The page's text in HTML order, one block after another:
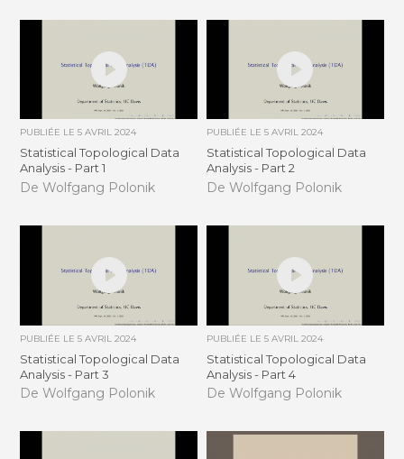
PUBLIÉE LE5 AVRIL 2024
Statistical Topological Data
Analysis - Part 1
De Wolfgang Polonik
PUBLIÉE LE 5 AVRIL 2024
Statistical Topological Data
Analysis - Part 2
De Wolfgang Polonik
PUBLIÉE LE5 AVRIL 2024
Statistical Topological Data
Analysis - Part 3
De Wolfgang Polonik
PUBLIÉE LE 5 AVRIL 2024
Statistical Topological Data
Analysis - Part 4
De Wolfgang Polonik